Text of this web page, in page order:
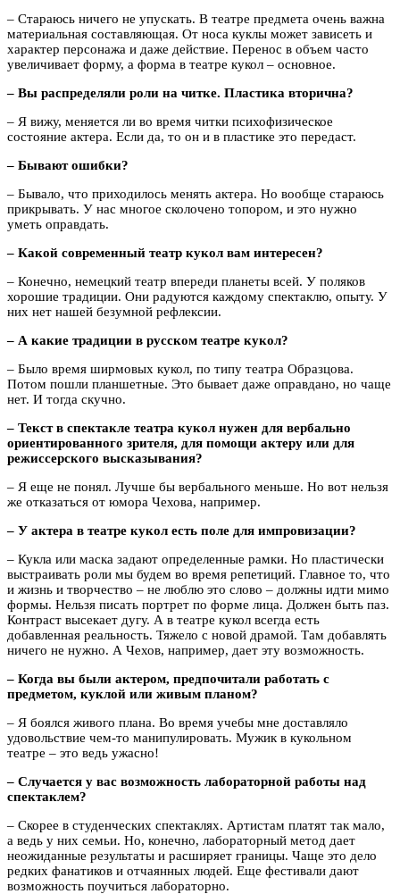
– Стараюсь ничего не упускать. В театре предмета очень важна
материальная составляющая. От носа куклы может зависеть и
характер персонажа и даже действие. Перенос в объем часто
увеличивает форму, а форма в театре кукол – основное.
– Вы распределяли роли на читке. Пластика вторична?
– Я вижу, меняется ли во время читки психофизическое
состояние актера. Если да, то он и в пластике это передаст.
– Бывают ошибки?
– Бывало, что приходилось менять актера. Но вообще стараюсь
прикрывать. У нас многое сколочено топором, и это нужно
уметь оправдать.
– Какой современный театр кукол вам интересен?
– Конечно, немецкий театр впереди планеты всей. У поляков
хорошие традиции. Они радуются каждому спектаклю, опыту. У
них нет нашей безумной рефлексии.
– А какие традиции в русском театре кукол?
– Было время ширмовых кукол, по типу театра Образцова.
Потом пошли планшетные. Это бывает даже оправдано, но чаще
нет. И тогда скучно.
– Текст в спектакле театра кукол нужен для вербально
ориентированного зрителя, для помощи актеру или для
режиссерского высказывания?
– Я еще не понял. Лучше бы вербального меньше. Но вот нельзя
же отказаться от юмора Чехова, например.
– У актера в театре кукол есть поле для импровизации?
– Кукла или маска задают определенные рамки. Но пластически
выстраивать роли мы будем во время репетиций. Главное то, что
и жизнь и творчество – не люблю это слово – должны идти мимо
формы. Нельзя писать портрет по форме лица. Должен быть паз.
Контраст высекает дугу. А в театре кукол всегда есть
добавленная реальность. Тяжело с новой драмой. Там добавлять
ничего не нужно. А Чехов, например, дает эту возможность.
– Когда вы были актером, предпочитали работать с
предметом, куклой или живым планом?
– Я боялся живого плана. Во время учебы мне доставляло
удовольствие чем-то манипулировать. Мужик в кукольном
театре – это ведь ужасно!
– Случается у вас возможность лабораторной работы над
спектаклем?
– Скорее в студенческих спектаклях. Артистам платят так мало,
а ведь у них семьи. Но, конечно, лабораторный метод дает
неожиданные результаты и расширяет границы. Чаще это дело
редких фанатиков и отчаянных людей. Еще фестивали дают
возможность поучиться лабораторно.